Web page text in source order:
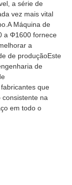
a série de
vez mais vital
Máquina de
a Φ1600 fornece
a
de produçãoEste
de
que
na
em todo o